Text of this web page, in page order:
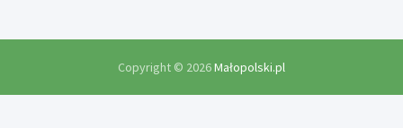
Copyright © 2026Małopolski.pl